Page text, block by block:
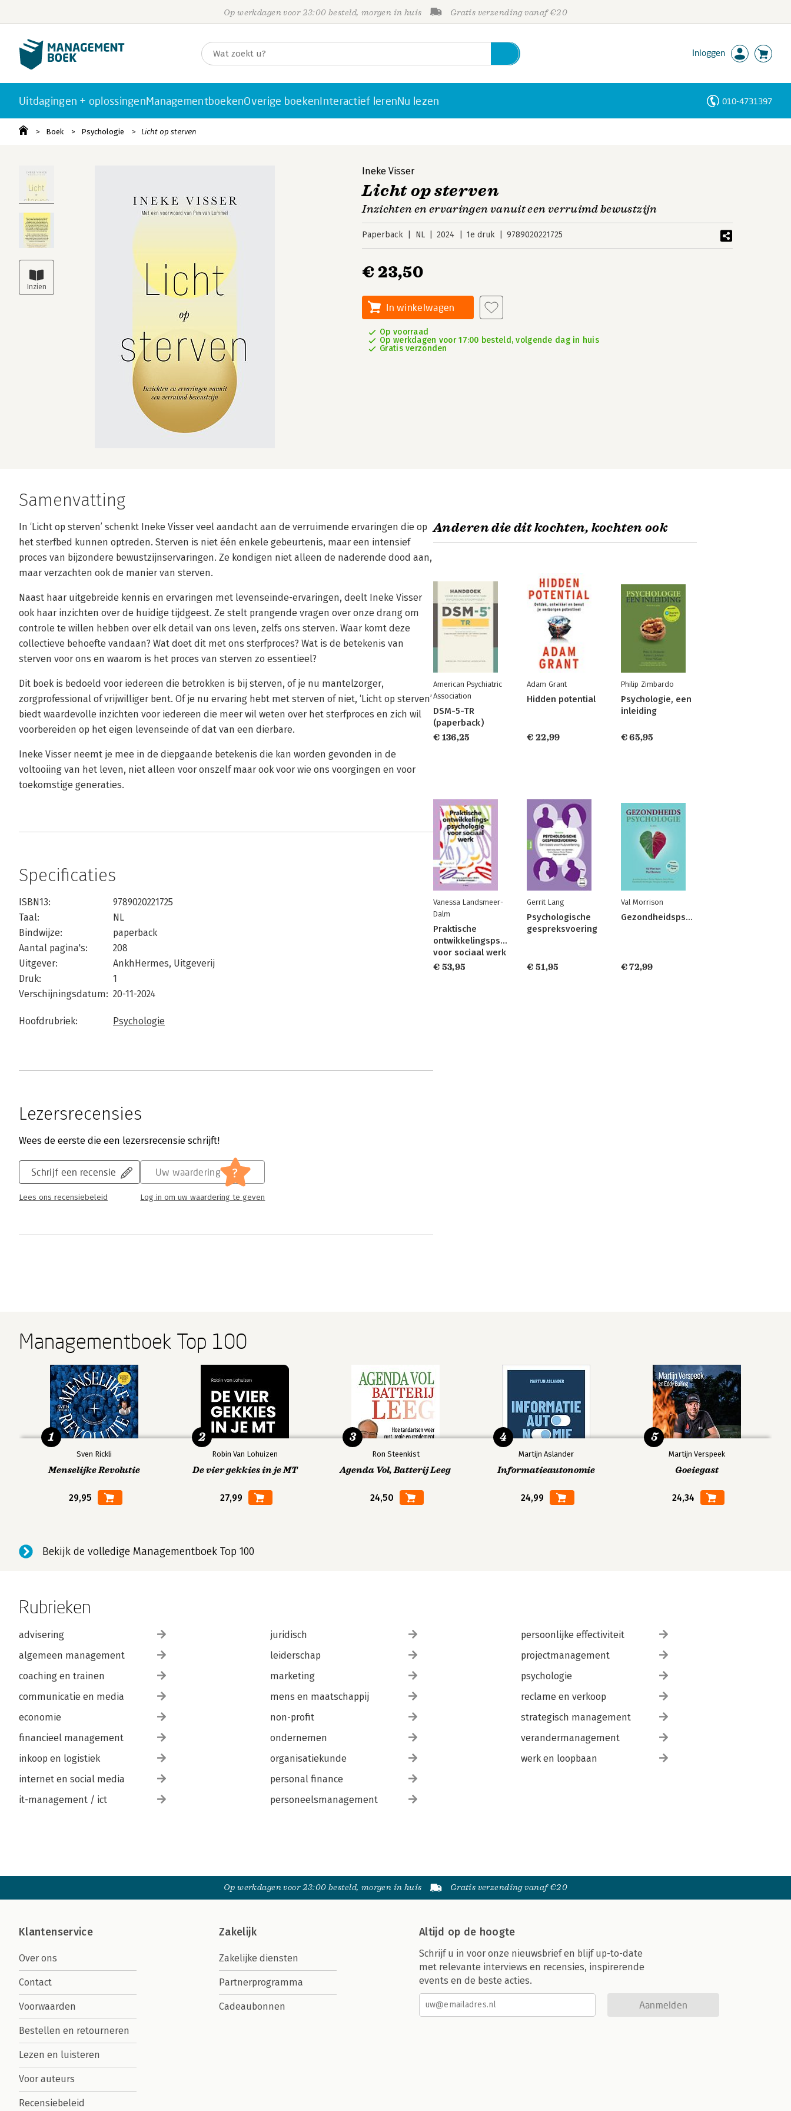
Op werkdagen voor 23:00 besteld, morgen in huis Gratis verzending vanaf €20
Inloggen
Uitdagingen + oplossingenManagementboekenOverige boekenInteractief lerenNu lezen 010-4731397
Boek Psychologie Licht op sterven
Ineke Visser
Licht op sterven
Inzichten en ervaringen vanuit een verruimd bewustzijn
Paperback NL 2024 1e druk 9789020221725
€ 23,50
In winkelwagen
Op voorraad
Op werkdagen voor 17:00 besteld, volgende dag in huis
Gratis verzonden
Samenvatting
In ‘Licht op sterven’ schenkt Ineke Visser veel aandacht aan de verruimende ervaringen die op
het sterfbed kunnen optreden. Sterven is niet één enkele gebeurtenis, maar een intensief
proces van bijzondere bewustzijnservaringen. Ze kondigen niet alleen de naderende dood aan,
maar verzachten ook de manier van sterven.
Naast haar uitgebreide kennis en ervaringen met levenseinde-ervaringen, deelt Ineke Visser
ook haar inzichten over de huidige tijdgeest. Ze stelt prangende vragen over onze drang om
controle te willen hebben over elk detail van ons leven, zelfs ons sterven. Waar komt deze
collectieve behoefte vandaan? Wat doet dit met ons sterfproces? Wat is de betekenis van
sterven voor ons en waarom is het proces van sterven zo essentieel?
Dit boek is bedoeld voor iedereen die betrokken is bij sterven, of je nu mantelzorger,
zorgprofessional of vrijwilliger bent. Of je nu ervaring hebt met sterven of niet, ‘Licht op sterven’
biedt waardevolle inzichten voor iedereen die meer wil weten over het sterfproces en zich wil
voorbereiden op het eigen levenseinde of dat van een dierbare.
Ineke Visser neemt je mee in de diepgaande betekenis die kan worden gevonden in de
voltooiing van het leven, niet alleen voor onszelf maar ook voor wie ons voorgingen en voor
toekomstige generaties.
Specificaties
ISBN13:
9789020221725
Taal:
NL
Bindwijze:
paperback
Aantal pagina's:
208
Uitgever:
AnkhHermes, Uitgeverij
Druk:
1
Verschijningsdatum: 20-11-2024
Hoofdrubriek: Psychologie
Lezersrecensies
Wees de eerste die een lezersrecensie schrijft!
Schrijf een recensie
Lees ons recensiebeleid
Uw waardering ?
Log in om uw waardering te geven
Anderen die dit kochten, kochten ook
American Psychiatric
Association
DSM-5-TR
(paperback)
€ 136,25
Adam Grant
Hidden potential
€ 22,99
Philip Zimbardo
Psychologie, een
inleiding
€ 65,95
Vanessa Landsmeer-
Dalm
Praktische
ontwikkelingspsychologie
voor sociaal werk
€ 53,95
Gerrit Lang
Psychologische
gespreksvoering
€ 51,95
Val Morrison
Gezondheidspsychologie
€ 72,99
Managementboek Top 100
Sven Rickli
Menselijke Revolutie
29,95
1
Robin Van Lohuizen
De vier gekkies in je MT
27,99
2
Ron Steenkist
Agenda Vol, Batterij Leeg
24,50
3
Martijn Aslander
Informatieautonomie
24,99
4
Martijn Verspeek
Goeiegast
24,34
5
Bekijk de volledige Managementboek Top 100
Rubrieken
advisering
algemeen management
coaching en trainen
communicatie en media
economie
financieel management
inkoop en logistiek
internet en social media
it-management / ict
juridisch
leiderschap
marketing
mens en maatschappij
non-profit
ondernemen
organisatiekunde
personal finance
personeelsmanagement
persoonlijke effectiviteit
projectmanagement
psychologie
reclame en verkoop
strategisch management
verandermanagement
werk en loopbaan
Op werkdagen voor 23:00 besteld, morgen in huis Gratis verzending vanaf €20
Klantenservice
Over ons
Contact
Voorwaarden
Bestellen en retourneren
Lezen en luisteren
Voor auteurs
Recensiebeleid
Zakelijk
Zakelijke diensten
Partnerprogramma
Cadeaubonnen
Altijd op de hoogte
Schrijf u in voor onze nieuwsbrief en blijf up-to-date
met relevante interviews en recensies, inspirerende
events en de beste acties.
Aanmelden
Personen